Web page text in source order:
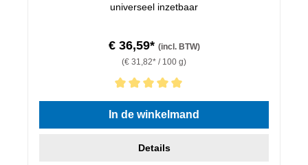
universeel inzetbaar
€ 36,59* (incl. BTW)
(€ 31,82* / 100 g)
Gemiddelde waardering van 5 van 5 sterren
In de winkelmand
Details